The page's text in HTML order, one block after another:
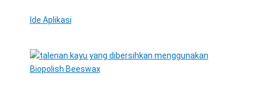
Ide Aplikasi